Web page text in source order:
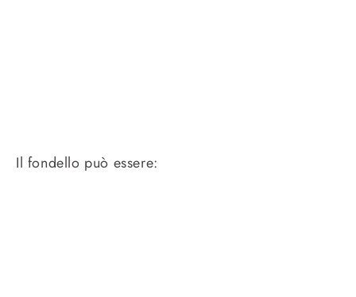
Il fondello può essere: